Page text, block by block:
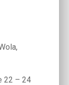
22 – 24